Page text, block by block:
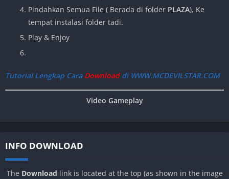
Pindahkan Semua File ( Berada di folder PLAZA), Ke
tempat instalasi folder tadi.
Play & Enjoy
Tutorial Lengkap CaraDownloaddi WWW.MCDEVILSTAR.COM
Video Gameplay
INFO DOWNLOAD
The Download link is located at the top (as shown in the image